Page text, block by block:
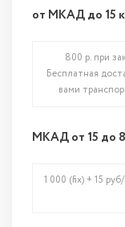
от МКАД до 15
800 р. при
Бесплатная
вами
МКАД от 15 до
1 000 (fix) + 15